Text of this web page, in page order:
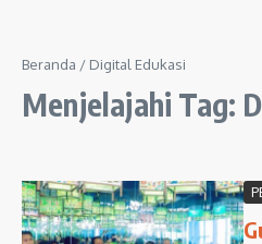
Beranda / Digital Edukasi
Menjelajahi Tag: